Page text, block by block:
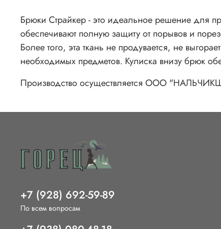
Брюки Страйкер - это идеальное решение для
обеспечивают полную защиту от порывов и
Более того, эта ткань не продувается, не
необходимых предметов. Кулиска внизу брюк
Производство осуществляется ООО
+7 (928) 692-59-89
По всем вопросам